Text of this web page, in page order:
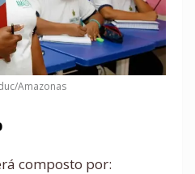
Amazonas
composto por: